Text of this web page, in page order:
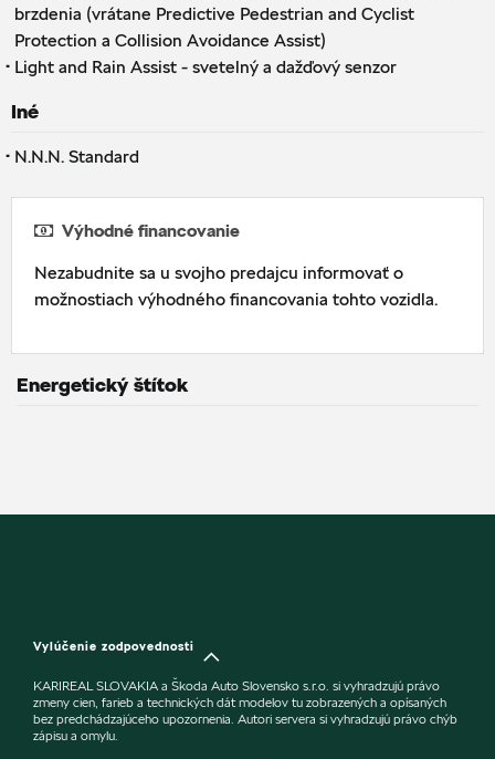
brzdenia (vrátane Predictive Pedestrian and Cyclist
Protection a Collision Avoidance Assist)
· Light and Rain Assist - svetelný a dažďový senzor
Iné
· N.N.N. Standard
Výhodné financovanie
Nezabudnite sa u svojho predajcu informovať o
možnostiach výhodného financovania tohto vozidla.
Energetický štítok
Vylúčenie zodpovednosti
KARIREAL SLOVAKIA a Škoda Auto Slovensko s.r.o. si vyhradzujú právo
zmeny cien, farieb a technických dát modelov tu zobrazených a opísaných
bez predchádzajúceho upozornenia. Autori servera si vyhradzujú právo chýb
zápisu a omylu.